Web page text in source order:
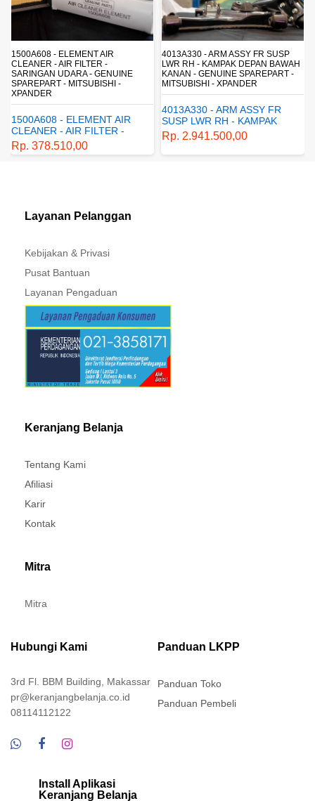
4013A330 - ARM ASSY FR SUSP
LWR RH - KAMPAK DEPAN BAWAH
KANAN - GENUINE SPAREPART -
MITSUBISHI - XPANDER
SUSP LWR RH - KAMPAK
DEPAN BAWAH KANAN -
GENUINE SPAREPART -
MITSUBISHI - XPANDER
Rp. 2.941.500,00
4162A413 - SHOCK ABSORBER RR
SUSP - SUSPENSI BELAKANG -
SHOCKBREAKER BELAKANG -
GENUINE SPAREPART -
MITSUBISHI - XPANDER
4162A413 - SHOCK
ABSORBER RR SUSP -
SUSPENSI BELAKANG -
SHOCKBREAKER BELAKANG
Rp. 1.198.800,00
Layanan Pelanggan
Kebijakan & Privasi
Pusat Bantuan
Layanan Pengaduan
Keranjang Belanja
Tentang Kami
Afiliasi
Karir
Kontak
Mitra
Mitra
Hubungi Kami
3rd Fl. BBM Building, Makassar
pr@keranjangbelanja.co.id
08114112122
Panduan LKPP
Panduan Toko
Panduan Pembeli
Install Aplikasi
Keranjang Belanja